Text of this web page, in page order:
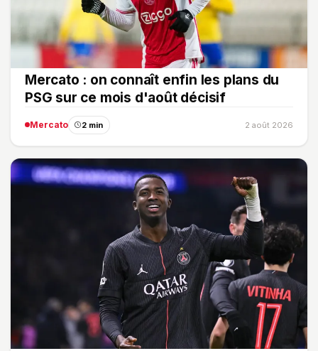
Mercato : on connaît enfin les plans du
PSG sur ce mois d'août décisif
Mercato 2 min 2 août 2026